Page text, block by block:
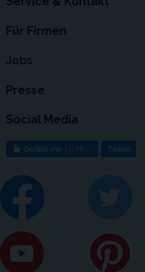
Für Firmen
Jobs
Presse
Social Media